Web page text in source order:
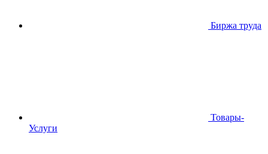
Биржа труда
Товары-
Услуги